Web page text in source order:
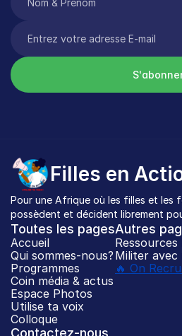
Filles en
Pour une Afrique où les filles et les
possèdent et décident librement
Toutes les pages
Accueil
Qui sommes-nous?
Programmes
Coin média & actus
Espace Photos
Utilise ta voix
Colloque
Autres
Ressources
Militer avec
🔥 On
Contactez-nous